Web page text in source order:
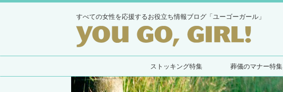
すべての女性を応援するお役立ち情報ブログ「ユーゴーガール」
ストッキング特集 葬儀のマナー特集